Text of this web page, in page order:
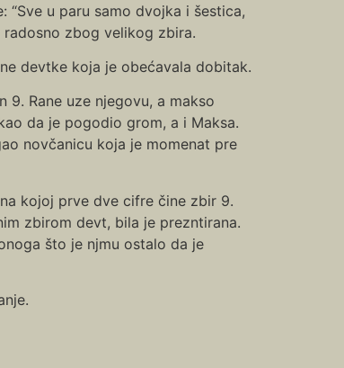
“Sve u paru samo dvojka i šestica,
radosno zbog velikog zbira.
devtke koja je obećavala dobitak.
9. Rane uze njegovu, a makso
da je pogodio grom, a i Maksa.
novčanicu koja je momenat pre
kojoj prve dve cifre čine zbir 9.
zbirom devt, bila je prezntirana.
što je njmu ostalo da je